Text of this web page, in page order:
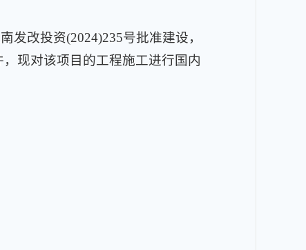
改投资(2024)235号批准建设，
现对该项目的工程施工进行国内